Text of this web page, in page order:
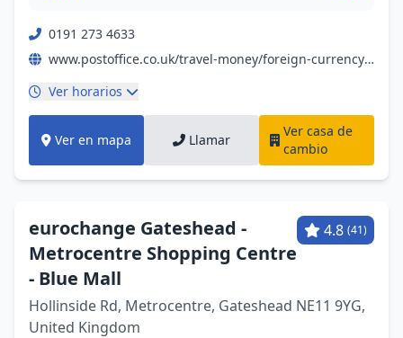
0191 273 4633
www.postoffice.co.uk/travel-money/foreign-currency?campaignid=gmb%7Efx%7Enil%7Ebp%7Epromo%7E19052023%7E&y_source=1_NjI0OTQzNDQtNzE1LWxvY2F0aW9uLndlYnNpdGU%3D
Ver horarios
Ver en mapa Llamar
Ver casa de
cambio
eurochange Gateshead -
Metrocentre Shopping Centre
- Blue Mall
4.8 (41)
Hollinside Rd, Metrocentre, Gateshead NE11 9YG,
United Kingdom